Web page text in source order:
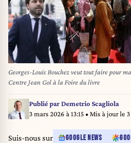
Georges-Louis Bouchez veut tout faire pour
Centre Jean Gol à la Foire du livre
Publié parDemetrio Scagliola
3 mars 2026 à 13:15 • Mis à jour le
Suis-nous sur GOOGLE NEWS